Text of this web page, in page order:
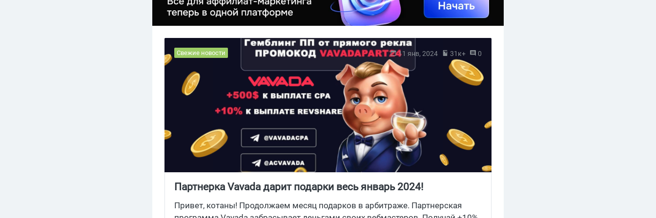
Свежие новости 11 янв, 2024 31к+ 0
Партнерка Vavada дарит подарки весь январь 2024!
Привет, котаны! Продолжаем месяц подарков в арбитраже. Партнерская